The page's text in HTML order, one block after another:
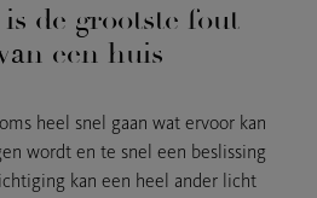
de grootste fout
een huis
heel snel gaan wat ervoor kan
wordt en te snel een beslissing
kan een heel ander licht